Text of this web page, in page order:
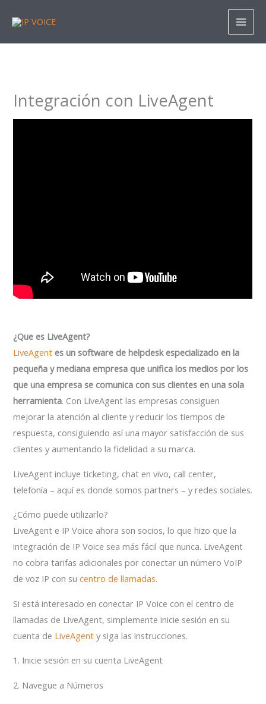
Integración con LiveAgent
¿Que es LiveAgent?
LiveAgent es un software de helpdesk especializado en la
pequeña y mediana empresa que unifica los medios por los
que una empresa se comunica con sus clientes en una sola
herramienta. Con LiveAgent las empresas consiguen
mejorar la atención al cliente y reducir los tiempos de
respuesta, consiguiendo así una mayor satisfacción de sus
clientes y aumentando la fidelidad a su marca.
LiveAgent incluye ticketing, chat en vivo, call center,
telefonía – aquí es donde somos partners – y redes sociales.
¿Cómo puede utilizarlo?
LiveAgent e IP Voice ahora son socios, lo que hizo que la
integración de IP Voice sea más fácil que nunca. LiveAgent
no cobra tarifas adicionales por conectar un número VoIP
de voz IP con sucentro de llamadas.
Si está interesado en conectar IP Voice con el centro de
llamadas de LiveAgent, simplemente inicie sesión en su
cuenta de LiveAgent y siga las instrucciones.
1. Inicie sesión en su cuenta LiveAgent
2. Navegue a Números